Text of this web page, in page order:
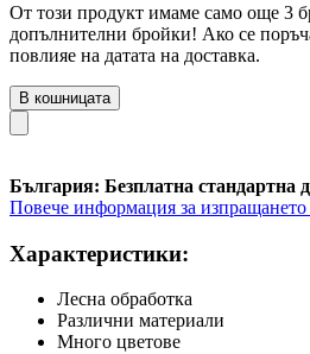
От този продукт имаме само още 3
допълнителни бройки! Ако се
повлияе на датата на доставка.
В кошницата
България: Безплатна стандартна
Повече информация за изпращането
Характеристики:
Лесна обработка
Различни материали
Много цветове